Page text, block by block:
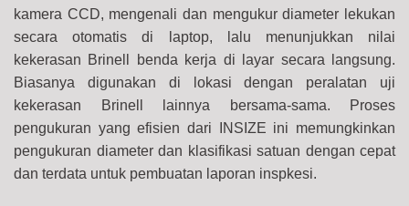
kamera CCD, mengenali dan mengukur diameter lekukan
secara otomatis di laptop, lalu menunjukkan nilai
kekerasan Brinell benda kerja di layar secara langsung.
Biasanya digunakan di lokasi dengan peralatan uji
kekerasan Brinell lainnya bersama-sama. Proses
pengukuran yang efisien dari INSIZE ini memungkinkan
pengukuran diameter dan klasifikasi satuan dengan cepat
dan terdata untuk pembuatan laporan inspkesi.